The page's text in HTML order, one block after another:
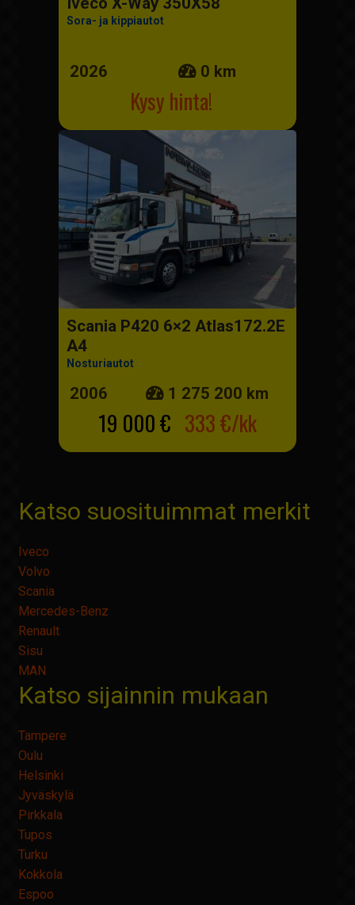
Sora- ja kippiautot
2026 0 km
Kysy hinta!
Scania P420 6×2 Atlas172.2E
A4
Nosturiautot
2006 1 275 200 km
19 000 € 333 €/kk
Katso suosituimmat merkit
Iveco
Volvo
Scania
Mercedes-Benz
Renault
Sisu
MAN
Katso sijainnin mukaan
Tampere
Oulu
Helsinki
Jyväskylä
Pirkkala
Tupos
Turku
Kokkola
Espoo